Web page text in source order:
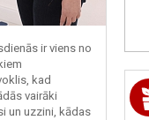
ir viens no
kad
vairāki
un uzzini, kādas